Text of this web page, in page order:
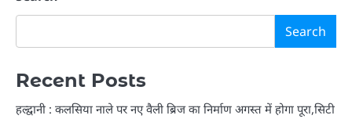
Search
Recent Posts
हल्द्वानी : कलसिया नाले पर नए वैली ब्रिज का निर्माण अगस्त में होगा पूरा,सिटी